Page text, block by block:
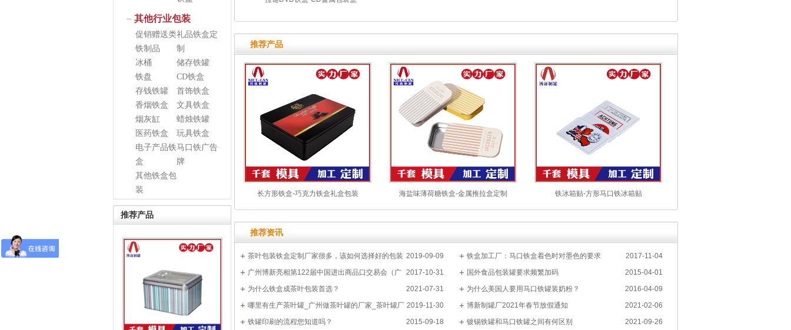
其他行业包装
促销赠送类
铁制品
礼品铁盒定
制
冰桶
储存铁罐
铁盘
CD铁盒
存钱铁罐
首饰铁盒
香烟铁盒
文具铁盒
烟灰缸
蜡烛铁罐
医药铁盒
玩具铁盒
电子产品铁
盒
马口铁广告
牌
其他铁盒包
装
推荐产品
推荐产品
长方形铁盒-巧克力铁盒礼盒包装 海盐味薄荷糖铁盒-金属推拉盒定制 铁冰箱贴-方形马口铁冰箱贴
推荐资讯
2019-09-09
茶叶包装铁盒定制厂家很多，该如何选择好的包装
厂家呢？
2017-11-04
铁盒加工厂：马口铁盒着色时对墨色的要求
2017-10-31
广州博新亮相第122届中国进出商品口交易会（广
交会）
2015-04-01
国外食品包装罐要求频繁加码
2021-07-31
为什么铁盒成茶叶包装首选？ 2016-04-09
为什么美国人要用马口铁罐装奶粉？
2019-11-30
哪里有生产茶叶罐_广州做茶叶罐的厂家_茶叶罐厂
商-博新制罐
2021-02-06
博新制罐厂2021年春节放假通知
2015-09-18
铁罐印刷的流程您知道吗？ 2021-09-26
镀锡铁罐和马口铁罐之间有何区别